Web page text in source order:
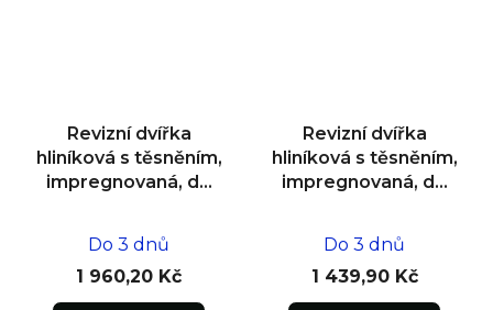
Revizní dvířka
hliníková s těsněním,
impregnovaná, do
Do 3 dnů
1 960,20 Kč
Revizní dvířka
hliníková s těsněním,
impregnovaná, do
Do 3 dnů
1 439,90 Kč